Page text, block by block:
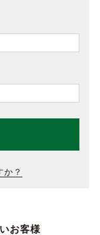
か？
お客様